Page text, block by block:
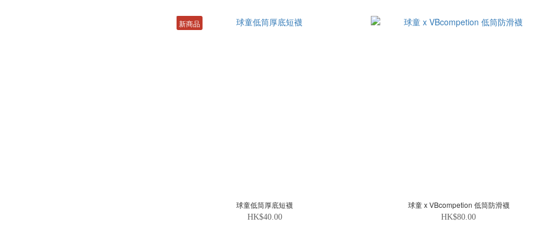
新商品
球童低筒厚底短襪
HK$40.00
球童 x VBcompetion 低筒防滑襪
HK$80.00